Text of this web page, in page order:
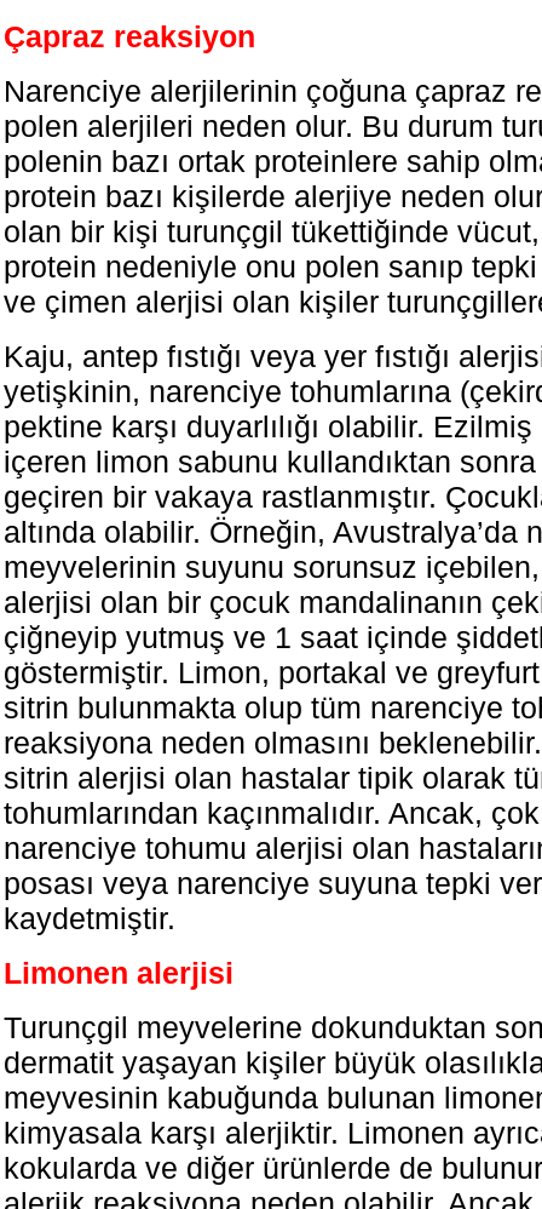
Çapraz reaksiyon
Narenciye alerjilerinin çoğuna çapraz
polen alerjileri neden olur. Bu durum
polenin bazı ortak proteinlere sahip
protein bazı kişilerde alerjiye neden
olan bir kişi turunçgil tükettiğinde
protein nedeniyle onu polen sanıp
ve çimen alerjisi olan kişiler
Kaju, antep fıstığı veya yer fıstığı
yetişkinin, narenciye tohumlarına
pektine karşı duyarlılığı olabilir.
içeren limon sabunu kullandıktan
geçiren bir vakaya rastlanmıştır.
altında olabilir. Örneğin, Avustralya’da
meyvelerinin suyunu sorunsuz
alerjisi olan bir çocuk mandalinanın
çiğneyip yutmuş ve 1 saat içinde
göstermiştir. Limon, portakal ve
sitrin bulunmakta olup tüm narenciye
reaksiyona neden olmasını
sitrin alerjisi olan hastalar tipik olarak
tohumlarından kaçınmalıdır. Ancak,
narenciye tohumu alerjisi olan
posası veya narenciye suyuna tepki
kaydetmiştir.
Limonen alerjisi
Turunçgil meyvelerine dokunduktan
dermatit yaşayan kişiler büyük
meyvesinin kabuğunda bulunan
kimyasala karşı alerjiktir. Limonen
kokularda ve diğer ürünlerde de